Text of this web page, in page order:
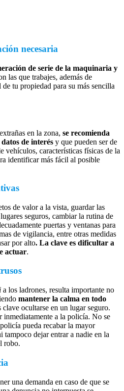
necesaria
de serie de la maquinaria y
las que trabajes, además de
tu propiedad para su más sencilla
en la zona, se recomienda
de interés y que pueden ser de
vehículos, características físicas de la
identificar más fácil al posible
de valor a la vista, guardar las
seguros, cambiar la rutina de
puertas y ventanas para
de vigilancia, entre otras medidas
por alto. La clave es dificultar a
actuar.
a los ladrones, resulta importante no
mantener la calma en todo
clave ocultarse en un lugar seguro.
inmediatamente a la policía. No se
pueda recabar la mayor
tampoco dejar entrar a nadie en la
robo.
una demanda en caso de que se